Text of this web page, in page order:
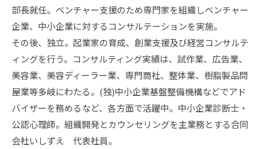
部長就任。ベンチャー支援のため専門家を組織しベンチャー
企業、中小企業に対するコンサルテーションを実施。
その後、独立。起業家の育成、創業支援及び経営コンサルテ
ィングを行う。コンサルティング実績は、試作業、広告業、
美容業、美容ディーラー業、専門商社、整体業、樹脂製品問
屋業等多岐にわたる。(独)中小企業基盤整備機構などでアド
バイザーを務めるなど、各方面で活躍中。中小企業診断士・
公認心理師。組織開発とカウンセリングを主業務とする合同
会社いしずえ 代表社員。